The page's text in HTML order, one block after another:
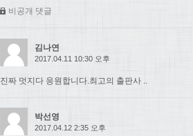
비공개 댓글
김나연
2017.04.11 10:30 오후
진짜 멋지다 응원합니다.최고의 출판사 ..
박선영
2017.04.12 2:35 오후